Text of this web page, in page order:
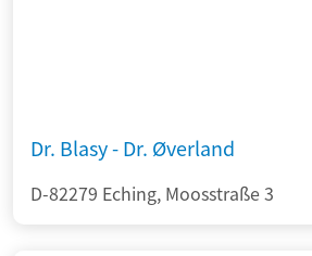
Dr. Blasy - Dr. Øverland
D-82279 Eching, Moosstraße 3